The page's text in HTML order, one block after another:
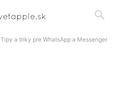
Tipy a triky pre WhatsApp a Messenger